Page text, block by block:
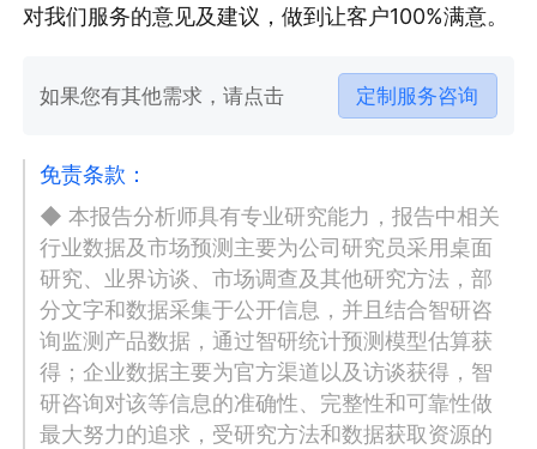
对我们服务的意见及建议，做到让客户100%满意。
如果您有其他需求，请点击 定制服务咨询
免责条款：
◆ 本报告分析师具有专业研究能力，报告中相关
行业数据及市场预测主要为公司研究员采用桌面
研究、业界访谈、市场调查及其他研究方法，部
分文字和数据采集于公开信息，并且结合智研咨
询监测产品数据，通过智研统计预测模型估算获
得；企业数据主要为官方渠道以及访谈获得，智
研咨询对该等信息的准确性、完整性和可靠性做
最大努力的追求，受研究方法和数据获取资源的